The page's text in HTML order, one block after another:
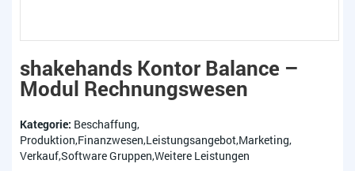
shakehands Kontor Balance –
Modul Rechnungswesen
Kategorie: Beschaffung,
Produktion,Finanzwesen,Leistungsangebot,Marketing,
Verkauf,Software Gruppen,Weitere Leistungen